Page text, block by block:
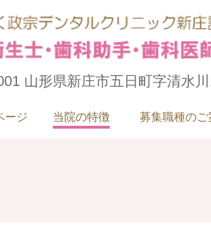
山形県新庄市五日町字清水
ージ 当院の特徴 募集職種のご